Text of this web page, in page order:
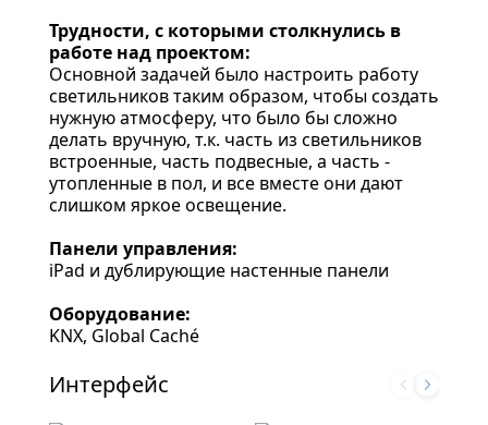
Интерфейс
Трудности, с которыми столкнулись в
работе над проектом:
Основной задачей было настроить работу
светильников таким образом, чтобы создать
нужную атмосферу, что было бы сложно
делать вручную, т.к. часть из светильников
встроенные, часть подвесные, а часть -
утопленные в пол, и все вместе они дают
слишком яркое освещение.
Панели управления:
iPad и дублирующие настенные панели
Оборудование:
KNX, Global Caché